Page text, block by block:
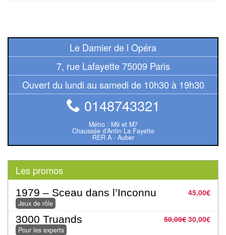
Ambiance
Coopératif
Gestion
Enquête
Jeux
évolutifs
Jeux
abstraits
Le Damier de l Opéra
7, rue Lafayette 75009 Paris
Ouvert du lundi au samedi de 10h30 à 19h30
0148743321
Métro : M9 et M7
Chaussée d’Antin La Fayette
RER A - Auber
Les promos
45,00€
1979 – Sceau dans l’Inconnu
Jeux de rôle
50,00€ 30,00€
3000 Truands
Pour les experts